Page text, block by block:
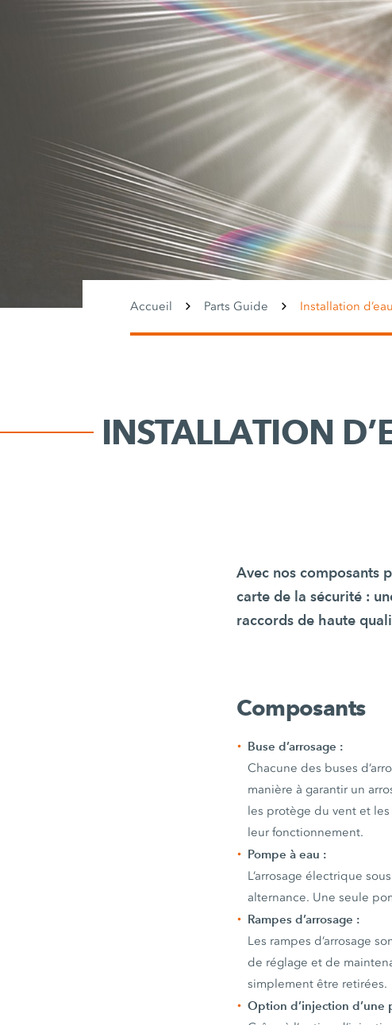
Accueil Parts Guide Installation d’eau
INSTALLATION
Avec nos composants
carte de la sécurité :
raccords de haute
Composants
Buse d’arrosage :
Chacune des buses
manière à garantir un
les protège du vent et
leur fonctionnement.
Pompe à eau :
L’arrosage électrique
alternance. Une seule
Rampes d’arrosage :
Les rampes d’arrosage
de réglage et de
simplement être retirées.
Option d’injection d’une